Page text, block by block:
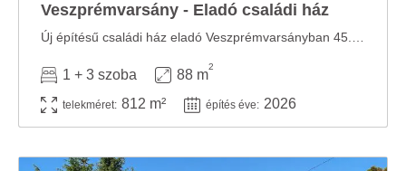
Veszprémvarsány - Eladó családi ház
1 + 3 szoba 88 m
2
telekméret: 812 m² építés éve: 2026